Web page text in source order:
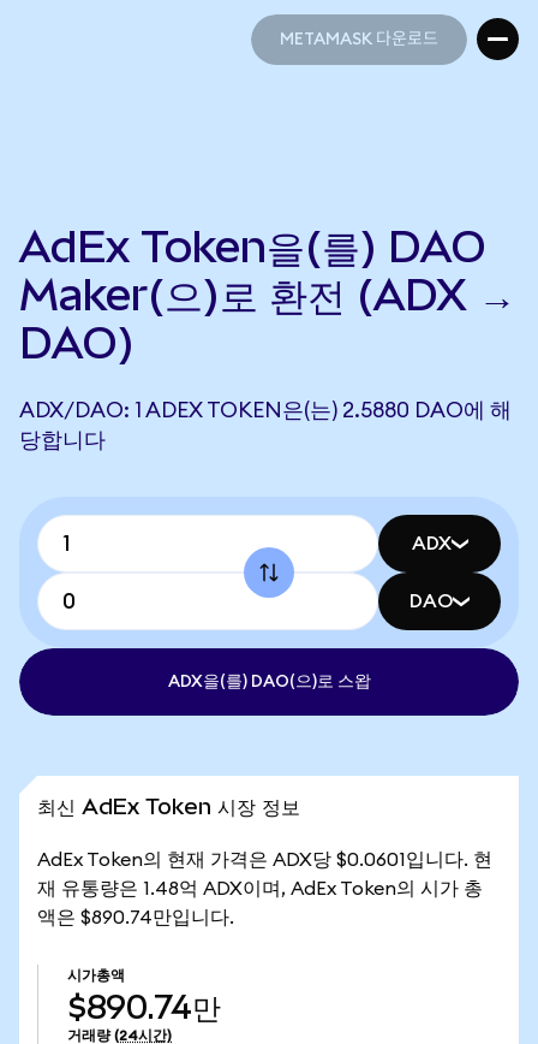
METAMASK 다운로드
AdEx Token을(를) DAO
Maker(으)로 환전 (ADX →
DAO)
ADX/DAO: 1 ADEX TOKEN은(는) 2.5880 DAO에 해
당합니다
ADX
DAO
ADX을(를) DAO(으)로 스왑
최신 AdEx Token 시장 정보
AdEx Token의 현재 가격은 ADX당 $0.0601입니다. 현
재 유통량은 1.48억 ADX이며, AdEx Token의 시가 총
액은 $890.74만입니다.
시가총액
$890.74만
거래량 (24시간)